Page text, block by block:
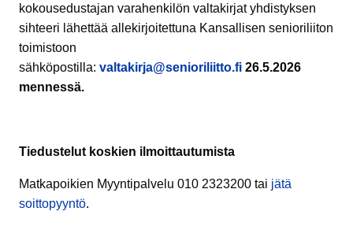
kokousedustajan varahenkilön valtakirjat yhdistyksen
sihteeri lähettää allekirjoitettuna Kansallisen senioriliiton
toimistoon
sähköpostilla: valtakirja@senioriliitto.fi 26.5.2026
mennessä.
Tiedustelut koskien ilmoittautumista
Matkapoikien Myyntipalvelu 010 2323200 tai jätä
soittopyyntö.